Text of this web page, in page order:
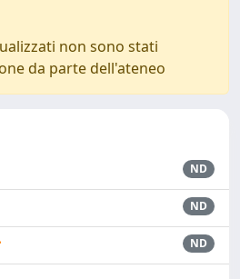
non sono stati
da parte dell'ateneo
ND
ND
ND